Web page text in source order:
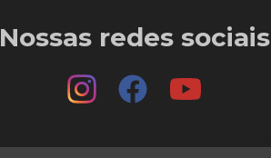
Nossas redes sociais